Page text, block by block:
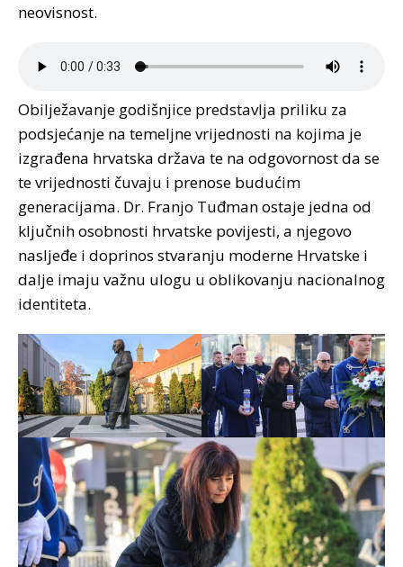
neovisnost.
Obilježavanje godišnjice predstavlja priliku za
podsjećanje na temeljne vrijednosti na kojima je
izgrađena hrvatska država te na odgovornost da se
te vrijednosti čuvaju i prenose budućim
generacijama. Dr. Franjo Tuđman ostaje jedna od
ključnih osobnosti hrvatske povijesti, a njegovo
nasljeđe i doprinos stvaranju moderne Hrvatske i
dalje imaju važnu ulogu u oblikovanju nacionalnog
identiteta.